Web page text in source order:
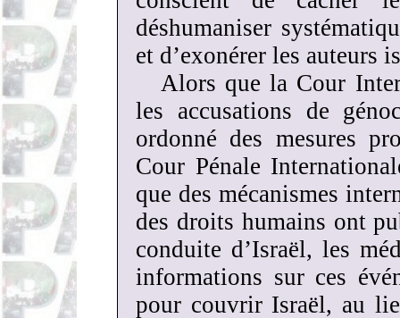
déshumaniser
et d’exonérer les auteurs
Alors que la Cour
les accusations de
ordonné des mesures
Cour Pénale
que des mécanismes
des droits humains ont
conduite d’Israël, les
informations sur ces
pour couvrir Israël, au